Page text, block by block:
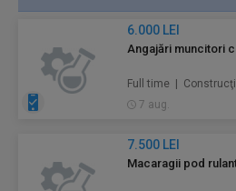
6.000 LEI
Angajări muncitori
Full time |
7 aug.
7.500 LEI
Macaragii pod